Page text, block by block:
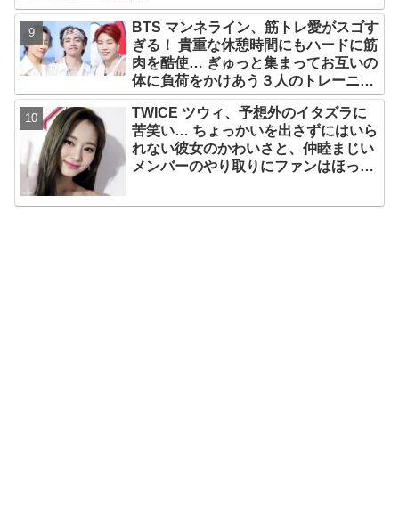
BTS マンネライン、筋トレ愛がスゴす
ぎる！ 貴重な休憩時間にもハードに筋
肉を酷使… ぎゅっと集まってお互いの
体に負荷をかけあう３人のトレーニン
グ風景がかわいすぎるとファンくぎづ
け
TWICE ツウィ、予想外のイタズラに
苦笑い… ちょっかいを出さずにはいら
れない彼女のかわいさと、仲睦まじい
メンバーのやり取りにファンはほっこ